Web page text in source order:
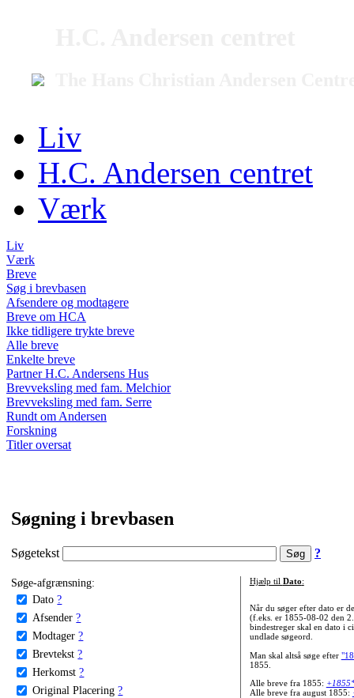
Liv
H.C. Andersen centret
Værk
Liv
Værk
Breve
Søg i brevbasen
Afsendere og modtagere
Breve om HCA
Ikke tidligere trykte breve
Alle breve
Enkelte breve
Partner H.C. Andersens Hus
Brevveksling med fam. Melchior
Brevveksling med fam. Serre
Rundt om Andersen
Forskning
Titler oversat
Søgning i brevbasen
Søgetekst ?
Søge-afgrænsning:
Dato ?
Afsender ?
Modtager ?
Brevtekst ?
Herkomst ?
Original Placering ?
Hjælp til Dato:
Når du søger efter dato er
(f.eks. er 1855-08-02 den
bindestreger skal en dato i
undlade søgeord.
Man skal altså søge efter
1855.
Alle breve fra 1855:
Alle breve fra august 1855: